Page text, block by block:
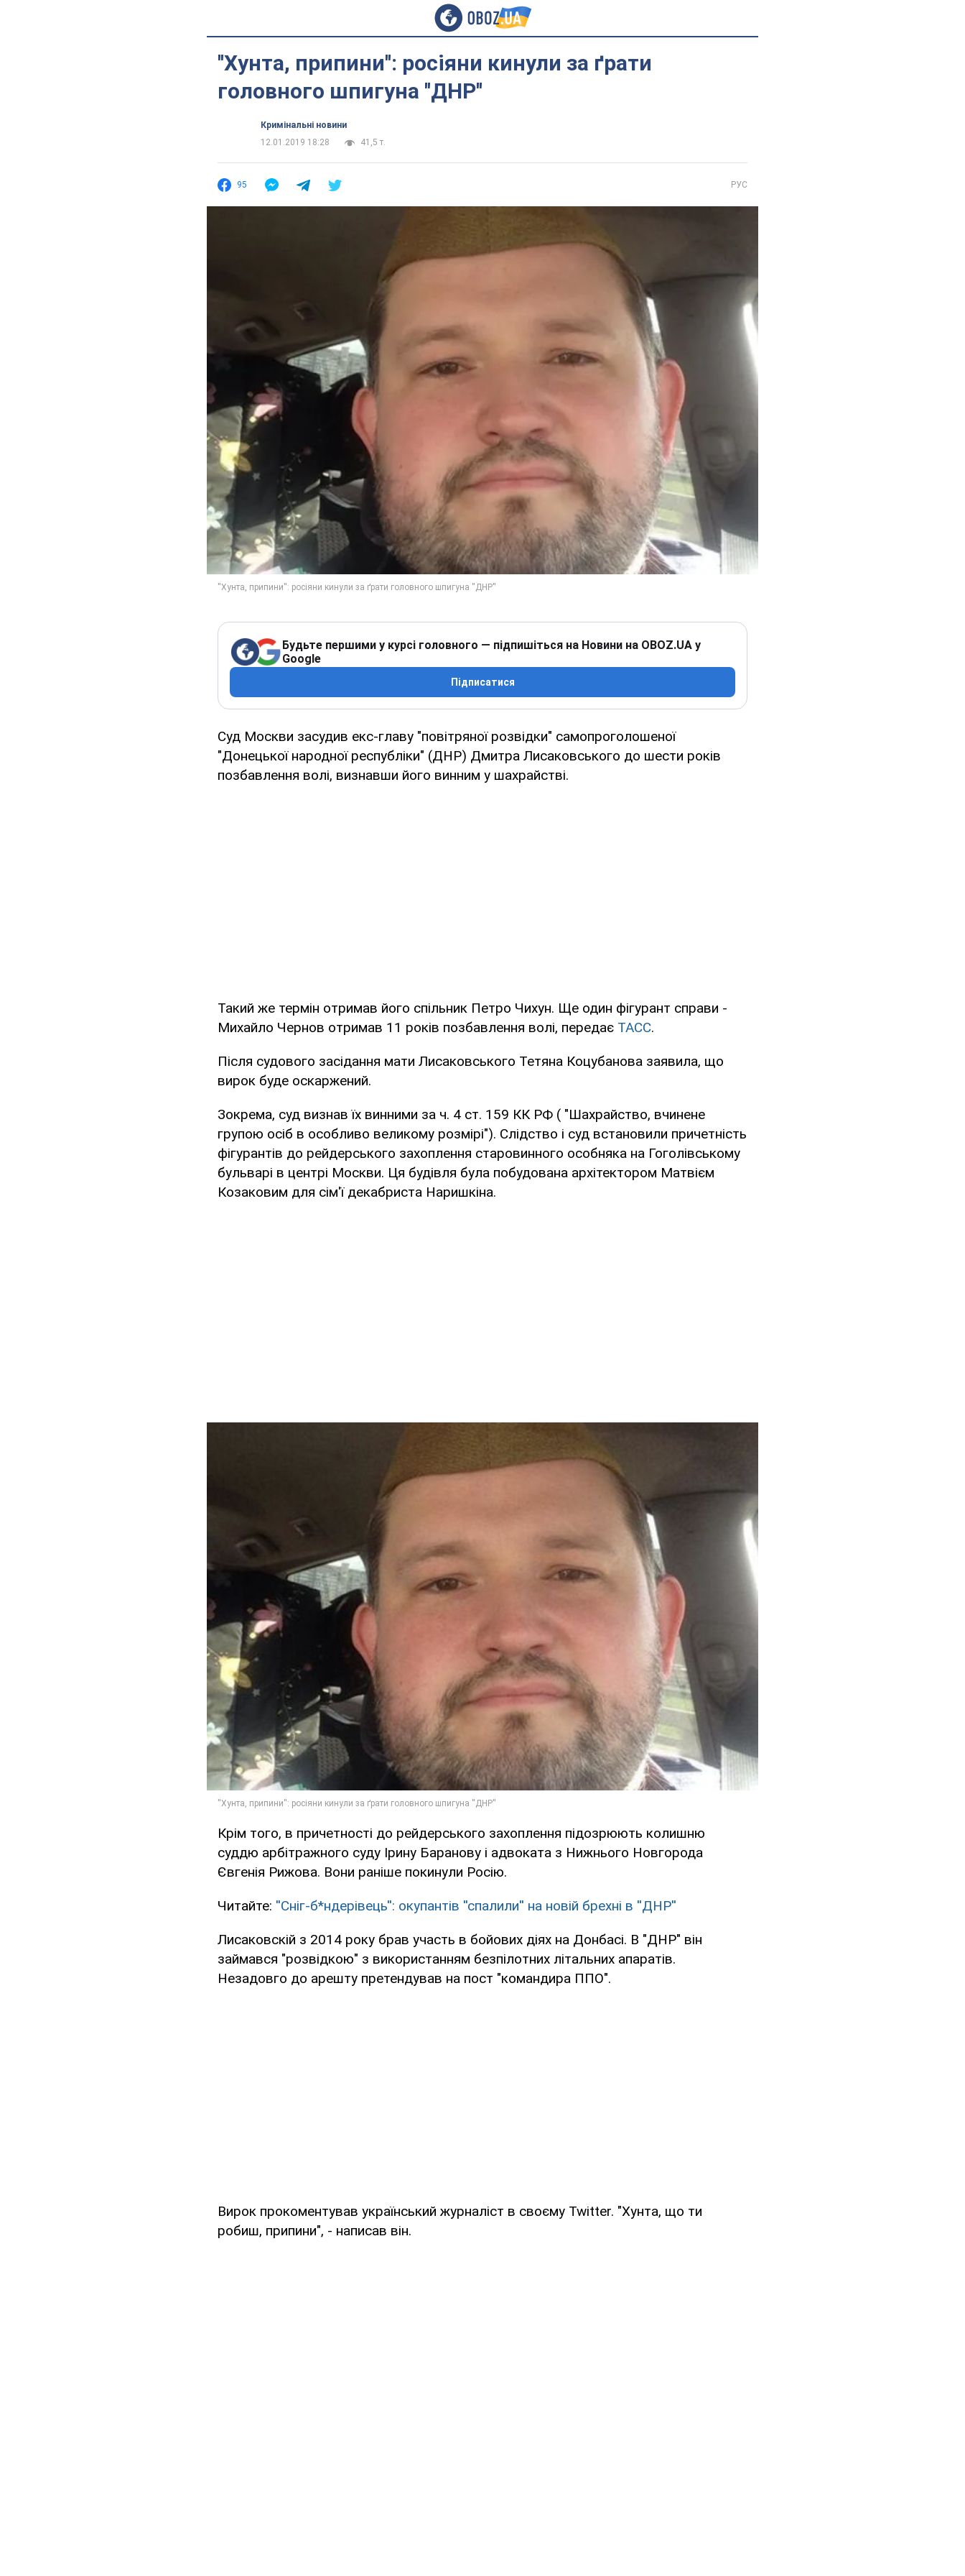
''Хунта, припини'': росіяни кинули за ґрати
головного шпигуна ''ДНР''
Кримінальні новини
12.01.2019 18:28
41,5 т.
95 РУС
Будьте першими у курсі головного — підпишіться на Новини на OBOZ.UA у
Google
Підписатися
Суд Москви засудив екс-главу "повітряної розвідки" самопроголошеної
"Донецької народної республіки" (ДНР) Дмитра Лисаковського до шести років
позбавлення волі, визнавши його винним у шахрайстві.
Такий же термін отримав його спільник Петро Чихун. Ще один фігурант справи -
Михайло Чернов отримав 11 років позбавлення волі, передає ТАСС.
Після судового засідання мати Лисаковського Тетяна Коцубанова заявила, що
вирок буде оскаржений.
Зокрема, суд визнав їх винними за ч. 4 ст. 159 КК РФ ( "Шахрайство, вчинене
групою осіб в особливо великому розмірі"). Слідство і суд встановили причетність
фігурантів до рейдерського захоплення старовинного особняка на Гоголівському
бульварі в центрі Москви. Ця будівля була побудована архітектором Матвієм
Козаковим для сім'ї декабриста Наришкіна.
Крім того, в причетності до рейдерського захоплення підозрюють колишню
суддю арбітражного суду Ірину Баранову і адвоката з Нижнього Новгорода
Євгенія Рижова. Вони раніше покинули Росію.
Читайте: ''Сніг-б*ндерівець'': окупантів ''спалили'' на новій брехні в ''ДНР''
Лисаковскій з 2014 року брав участь в бойових діях на Донбасі. В "ДНР" він
займався "розвідкою" з використанням безпілотних літальних апаратів.
Незадовго до арешту претендував на пост "командира ППО".
Вирок прокоментував український журналіст в своєму Twitter. "Хунта, що ти
робиш, припини", - написав він.